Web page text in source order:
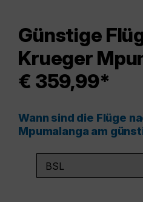
Günstige
Krueger
€ 359,99*
Wann sind die Flüge
Mpumalanga am